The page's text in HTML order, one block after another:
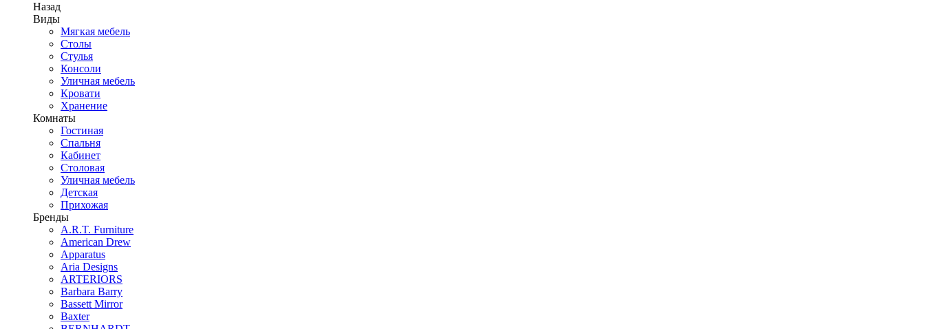
Назад
Виды
Мягкая мебель
Столы
Стулья
Консоли
Уличная мебель
Кровати
Хранение
Комнаты
Гостиная
Спальня
Кабинет
Столовая
Уличная мебель
Детская
Прихожая
Бренды
A.R.T. Furniture
American Drew
Apparatus
Aria Designs
ARTERIORS
Barbara Barry
Bassett Mirror
Baxter